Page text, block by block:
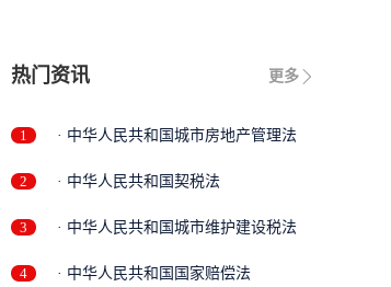
更多
热门资讯
1 · 中华人民共和国城市房地产管理法
2 · 中华人民共和国契税法
3 · 中华人民共和国城市维护建设税法
4 · 中华人民共和国国家赔偿法